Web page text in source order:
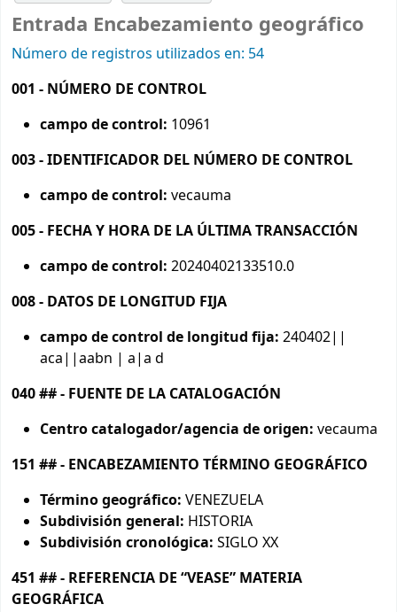
Entrada Encabezamiento geográfico
Número de registros utilizados en: 54
001 - NÚMERO DE CONTROL
campo de control: 10961
003 - IDENTIFICADOR DEL NÚMERO DE CONTROL
campo de control: vecauma
005 - FECHA Y HORA DE LA ÚLTIMA TRANSACCIÓN
campo de control: 20240402133510.0
008 - DATOS DE LONGITUD FIJA
campo de control de longitud fija: 240402||
aca||aabn | a|a d
040 ## - FUENTE DE LA CATALOGACIÓN
Centro catalogador/agencia de origen: vecauma
151 ## - ENCABEZAMIENTO TÉRMINO GEOGRÁFICO
Término geográfico: VENEZUELA
Subdivisión general: HISTORIA
Subdivisión cronológica: SIGLO XX
451 ## - REFERENCIA DE “VEASE” MATERIA
GEOGRÁFICA